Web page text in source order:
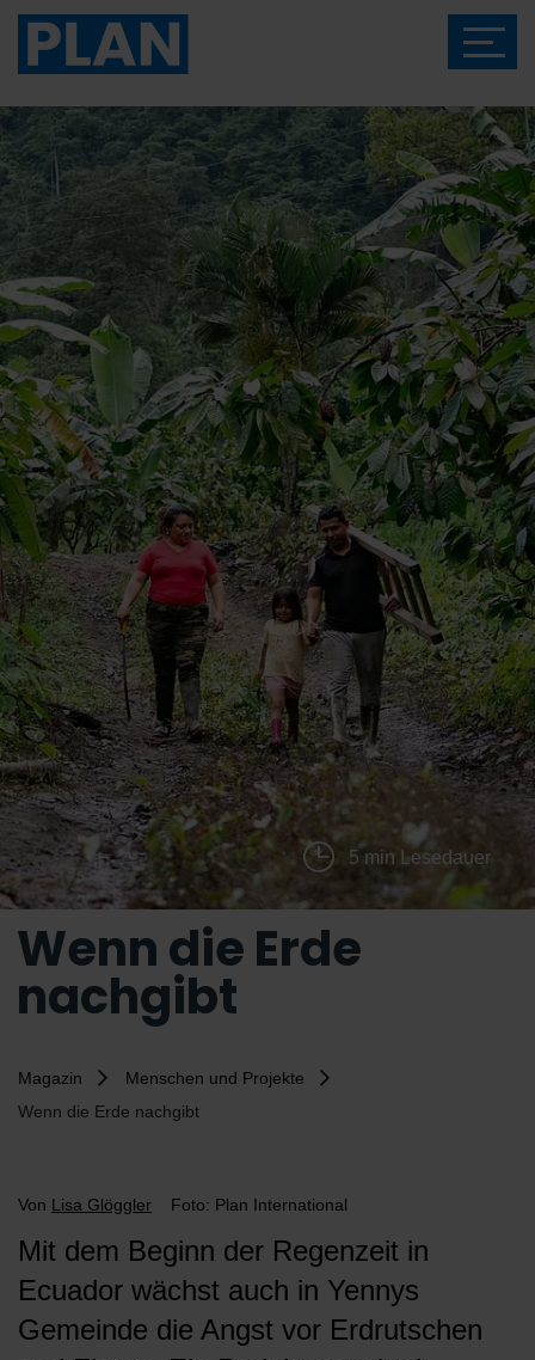
5 min Lesedauer
Wenn die Erde
nachgibt
Magazin
Menschen und Projekte
Wenn die Erde nachgibt
Von Lisa Glöggler Foto: Plan International
Mit dem Beginn der Regenzeit in
Ecuador wächst auch in Yennys
Gemeinde die Angst vor Erdrutschen